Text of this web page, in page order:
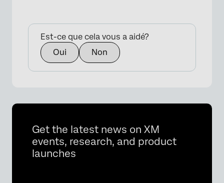
Est-ce que cela vous a aidé?
Oui
Non
Get the latest news on XM
events, research, and product
launches